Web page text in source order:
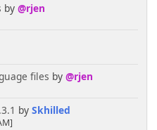
by @rjen
files by @rjen
by Skhilled